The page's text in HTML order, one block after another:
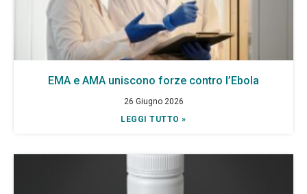
EMA e AMA uniscono forze contro l’Ebola
26 Giugno 2026
LEGGI TUTTO »